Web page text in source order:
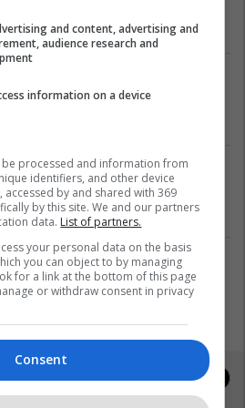
Meridian
Peugeot
vazhdon partneritetin me
Hill Festival 2026
IPKO
DIASPORA 2026 mbahet më
dhe 5 gusht në Prishtinë
Expo Prishtina
and content, advertising and
audience research and
information on a device
processed and information from
identifiers, and other device
by and shared with 369
by this site. We and our partners
data. List of partners.
your personal data on the basis
you can object to by managing
for a link at the bottom of this page
or withdraw consent in privacy
Consent